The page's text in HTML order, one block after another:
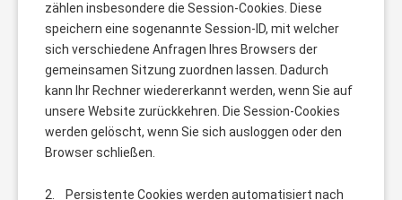
zählen insbesondere die Session-Cookies. Diese
speichern eine sogenannte Session-ID, mit welcher
sich verschiedene Anfragen Ihres Browsers der
gemeinsamen Sitzung zuordnen lassen. Dadurch
kann Ihr Rechner wiedererkannt werden, wenn Sie auf
unsere Website zurückkehren. Die Session-Cookies
werden gelöscht, wenn Sie sich ausloggen oder den
Browser schließen.
2. Persistente Cookies werden automatisiert nach